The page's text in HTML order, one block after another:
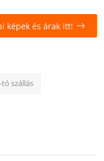
képek és árak itt!
tó szállás